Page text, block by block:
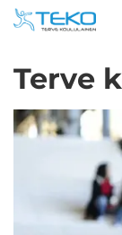
Hyppää
sisältöön
Terve